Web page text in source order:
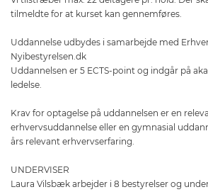
tilmeldte for at kurset kan gennemføres.
Uddannelse udbydes i samarbejde med
Nyibestyrelsen.dk
Uddannelsen er 5 ECTS-point og indgår på
ledelse.
Krav for optagelse på uddannelsen er en
erhvervsuddannelse eller en gymnasial
års relevant erhvervserfaring.
UNDERVISER
Laura Vilsbæk arbejder i 8 bestyrelser og